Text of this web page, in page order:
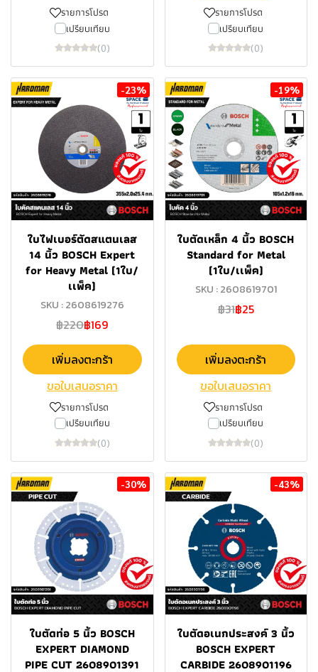
รายการโปรด
เปรียบเทียบ
(0)
รายการโปรด
เปรียบเทียบ
(0)
-23%
ใบไฟเบอร์ตัดสแตนเลส
14 นิ้ว BOSCH Expert
for Heavy Metal (1ใบ/
เเพ็ค)
SKU : 2608619276
฿220฿169
เพิ่มลงตะกร้า
ขอใบเสนอราคา
รายการโปรด
เปรียบเทียบ
(0)
-19%
ใบตัดเหล็ก 4 นิ้ว BOSCH
Standard for Metal
(1ใบ/เเพ็ค)
SKU : 2608619701
฿31฿25
เพิ่มลงตะกร้า
ขอใบเสนอราคา
รายการโปรด
เปรียบเทียบ
(0)
-30%
ใบตัดท่อ 5 นิ้ว BOSCH
EXPERT DIAMOND
PIPE CUT 2608901391
-43%
ใบตัดอเนกประสงค์ 3 นิ้ว
BOSCH EXPERT
CARBIDE 2608901196